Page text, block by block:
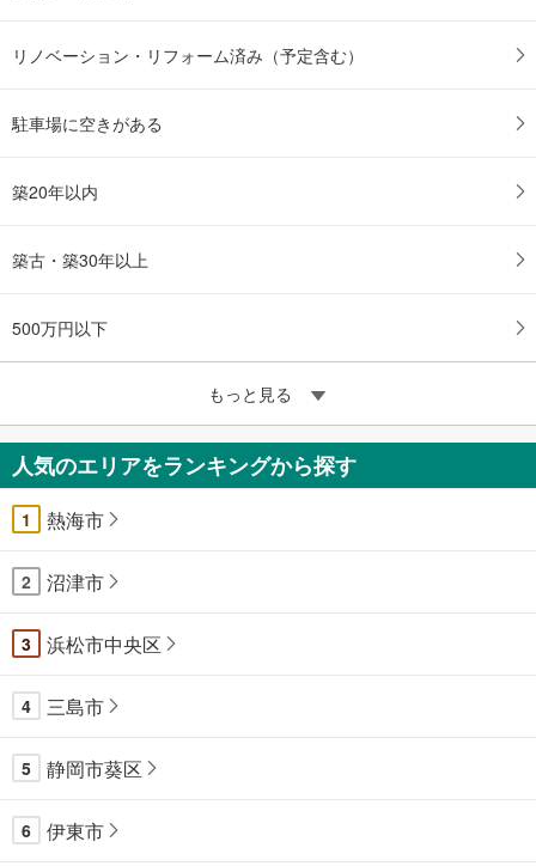
リノベーション・リフォーム済み（予定含む）
駐車場に空きがある
築20年以内
築古・築30年以上
500万円以下
もっと見る
人気のエリアをランキングから探す
1 熱海市
2 沼津市
3 浜松市中央区
4 三島市
5 静岡市葵区
6 伊東市